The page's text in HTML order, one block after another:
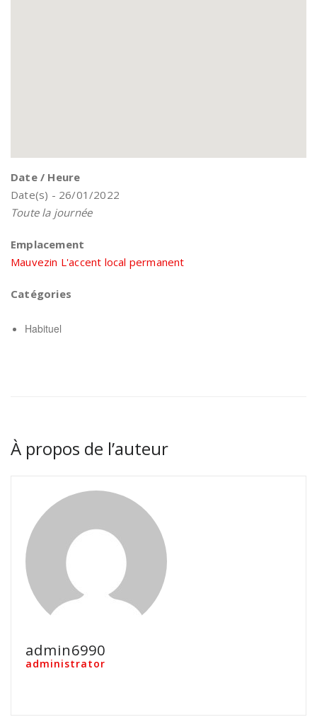
Date / Heure
Date(s) - 26/01/2022
Toute la journée
Emplacement
Mauvezin L'accent local permanent
Catégories
Habituel
À propos de l’auteur
admin6990
administrator